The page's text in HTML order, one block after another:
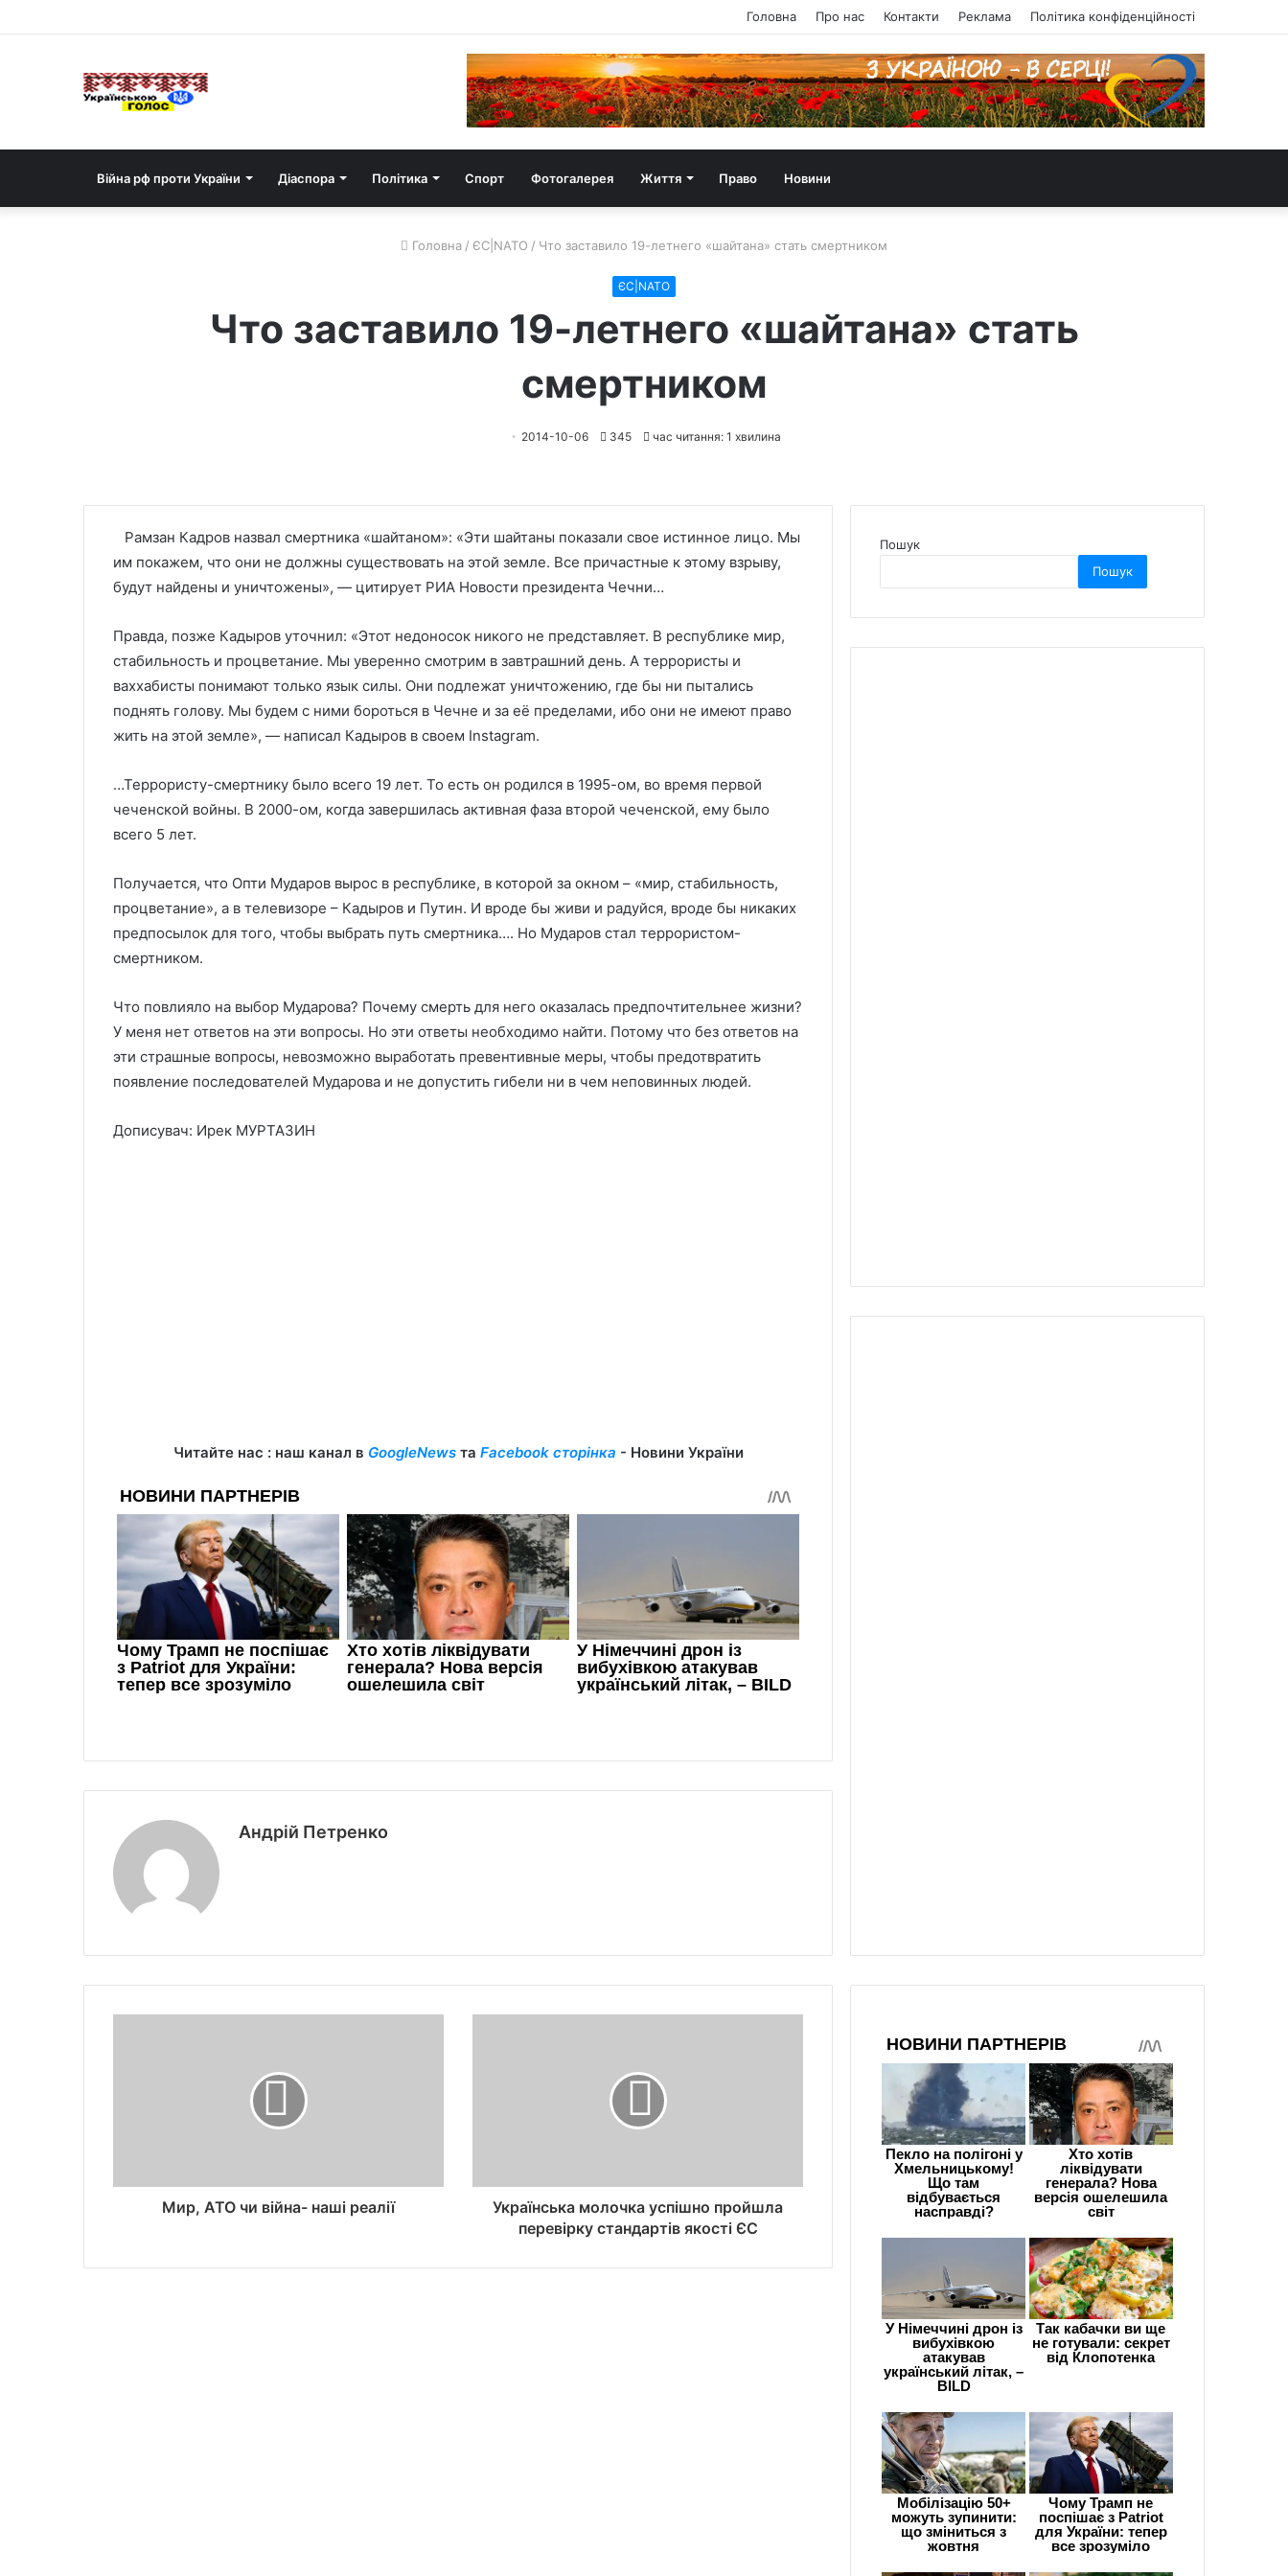
Головна Про нас Контакти Реклама Політика конфіденційності
Війна рф проти України Діаспора Політика Спорт Фотогалерея Життя Право Новини
Головна / ЄС|NATO / Что заставило 19-летнего «шайтана» стать смертником
ЄС|NATO
Что заставило 19-летнего «шайтана» стать
смертником
2014-10-06 345 час читання: 1 хвилина
Рамзан Кадров назвал смертника «шайтаном»: «Эти шайтаны показали свое истинное лицо. Мы
им покажем, что они не должны существовать на этой земле. Все причастные к этому взрыву,
будут найдены и уничтожены», — цитирует РИА Новости президента Чечни…
Правда, позже Кадыров уточнил: «Этот недоносок никого не представляет. В республике мир,
стабильность и процветание. Мы уверенно смотрим в завтрашний день. А террористы и
ваххабисты понимают только язык силы. Они подлежат уничтожению, где бы ни пытались
поднять голову. Мы будем с ними бороться в Чечне и за её пределами, ибо они не имеют право
жить на этой земле», — написал Кадыров в своем Instagram.
…Террористу-смертнику было всего 19 лет. То есть он родился в 1995-ом, во время первой
чеченской войны. В 2000-ом, когда завершилась активная фаза второй чеченской, ему было
всего 5 лет.
Получается, что Опти Мударов вырос в республике, в которой за окном – «мир, стабильность,
процветание», а в телевизоре – Кадыров и Путин. И вроде бы живи и радуйся, вроде бы никаких
предпосылок для того, чтобы выбрать путь смертника…. Но Мударов стал террористом-
смертником.
Что повлияло на выбор Мударова? Почему смерть для него оказалась предпочтительнее жизни?
У меня нет ответов на эти вопросы. Но эти ответы необходимо найти. Потому что без ответов на
эти страшные вопросы, невозможно выработать превентивные меры, чтобы предотвратить
появление последователей Мударова и не допустить гибели ни в чем неповинных людей.
Дописувач: Ирек МУРТАЗИН
Читайте нас : наш канал в GoogleNewsта Facebook сторінка - Новини України
Андрій Петренко
Мир, АТО чи війна- наші реалії
Українська молочка успішно пройшла
перевірку стандартів якості ЄС
Пошук
Пошук